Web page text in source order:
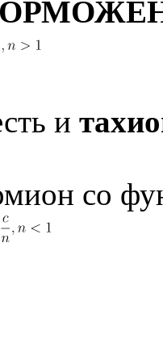
и
со